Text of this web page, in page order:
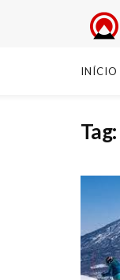
INÍCIO
Tag: